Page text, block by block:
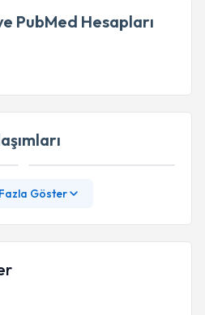
PubMed Hesapları
Göster